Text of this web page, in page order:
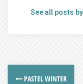
See all posts
PASTEL WINTER